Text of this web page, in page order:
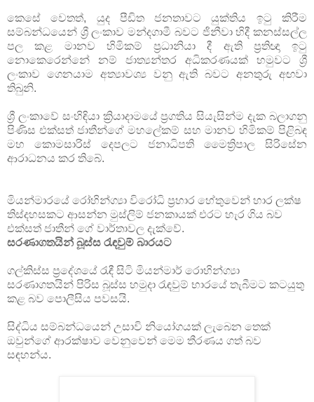
කෙසේ වෙතත්, යුද පීඩිත ජනතාවට යුක්තිය ඉටු කිරීම
සම්බන්ධයෙන් ශ්‍රී ලංකාව මන්දගාමී බවට ජිනීවා හිදී කනස්සල්ල
පල කළ මානව හිමිකම් ප්‍රධානියා දී ඇති ප්‍රතිඥා ඉටු
නොකෙරෙන්නේ නම් ජාත්‍යන්තර අධිකරණයක් හමුවට ශ්‍රී
ලංකාව ගෙනයාම අත්‍යාවශ්‍ය වනු ඇති බවට අනතුරු අඟවා
තිබුනි.
ශ්‍රී ලංකාවේ සංහිඳියා ක්‍රියාදාමයේ ප්‍රගතිය සියැසින්ම දැක බලාගනු
පිණිස එක්සත් ජාතීන්ගේ මහලේකම් සහ මානව හිමිකම් පිළිබඳ
මහ කොමසාරිස් දෙපලට ජනාධිපති මෛත්‍රිපාල සිරිසේන
ආරාධනය කර තිබේ.
මියන්මාරයේ රෝහින්ග්‍යා විරෝධි ප්‍රහාර හේතුවෙන් හාර ලක්ෂ
තිස්දහසකට ආසන්න මුස්ලිම් ජනකායක් එරට හැර ගිය බව
එක්සත් ජාතීන් ගේ වාර්තාවල දැක්වේ.
සරණාගතයින් බූස්ස රැඳවුම් බාරයට
ගල්කිස්ස ප්‍රදේශයේ රැඳී සිටි මියන්මාර් රොහින්ග්‍යා
සරණාගතයින් පිරිස බූස්ස හමුදා රැඳවුම් භාරයේ තැබීමට කටයුතු
කළ බව පොලීසිය පවසයි.
සිද්ධිය සම්බන්ධයෙන් උසාවි නියෝගයක් ලැබෙන තෙක්
ඔවුන්ගේ ආරක්ෂාව වෙනුවෙන් මෙම තීරණය ගත් බව
සඳහන්ය.